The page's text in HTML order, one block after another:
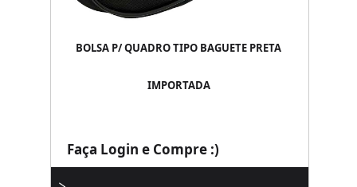
BOLSA P/ QUADRO TIPO BAGUETE PRETA
IMPORTADA
Faça Login e Compre :)